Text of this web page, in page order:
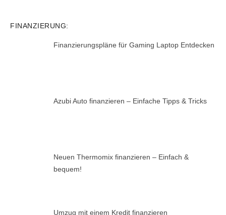
FINANZIERUNG:
Finanzierungspläne für Gaming Laptop Entdecken
Azubi Auto finanzieren – Einfache Tipps & Tricks
Neuen Thermomix finanzieren – Einfach &
bequem!
Umzug mit einem Kredit finanzieren